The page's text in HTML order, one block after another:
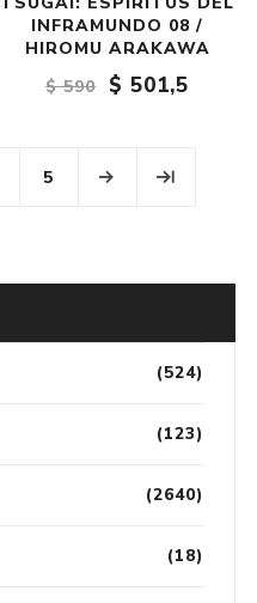
INFRAMUNDO 08 /
HIROMU ARAKAWA
$ 590
$ 501,5
5
(524)
(123)
(2640)
(18)